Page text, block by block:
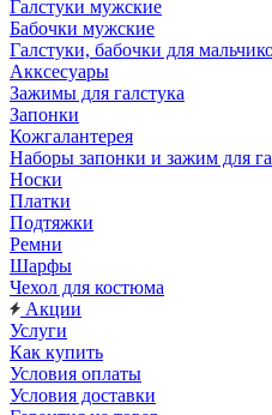
Галстуки мужские
Бабочки мужские
Галстуки, бабочки для
Акксесуары
Зажимы для галстука
Запонки
Кожгалантерея
Наборы запонки и зажим для
Носки
Платки
Подтяжки
Ремни
Шарфы
Чехол для костюма
Акции
Услуги
Как купить
Условия оплаты
Условия доставки